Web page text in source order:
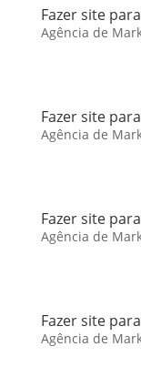
Fazer site
Agência de
Fazer site
Agência de
Fazer site
Agência de
Fazer site
Agência de